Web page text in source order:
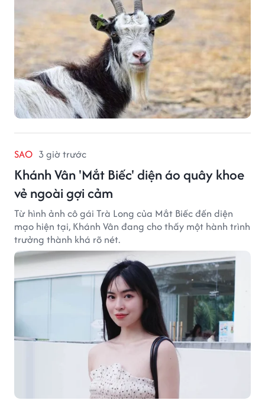
SAO 3 giờ trước
Khánh Vân 'Mắt Biếc' diện áo quây khoe
vẻ ngoài gợi cảm
Từ hình ảnh cô gái Trà Long của Mắt Biếc đến diện
mạo hiện tại, Khánh Vân đang cho thấy một hành trình
trưởng thành khá rõ nét.